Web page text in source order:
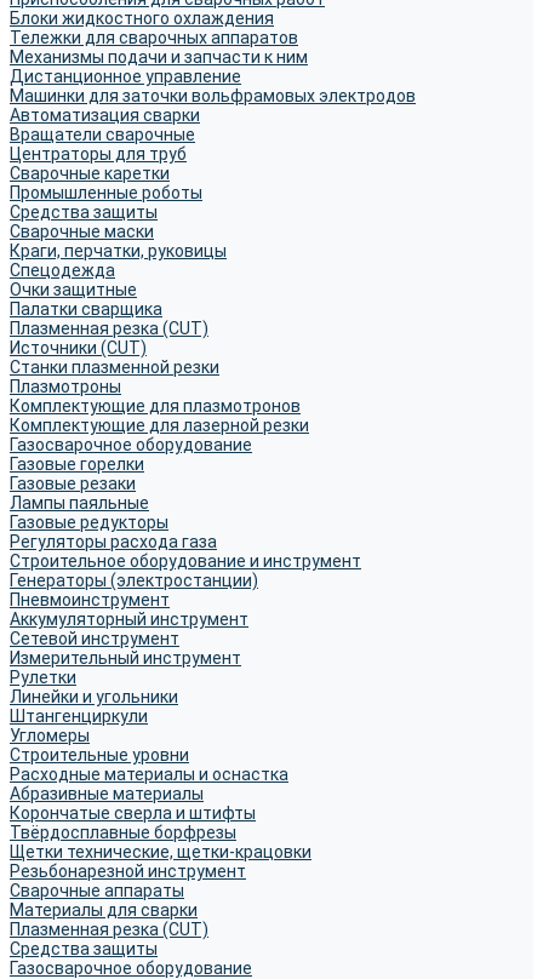
Блоки жидкостного охлаждения
Тележки для сварочных аппаратов
Механизмы подачи и запчасти к ним
Дистанционное управление
Машинки для заточки вольфрамовых электродов
Автоматизация сварки
Вращатели сварочные
Центраторы для труб
Сварочные каретки
Промышленные роботы
Средства защиты
Сварочные маски
Краги, перчатки, руковицы
Спецодежда
Очки защитные
Палатки сварщика
Плазменная резка (CUT)
Источники (CUT)
Станки плазменной резки
Плазмотроны
Комплектующие для плазмотронов
Комплектующие для лазерной резки
Газосварочное оборудование
Газовые горелки
Газовые резаки
Лампы паяльные
Газовые редукторы
Регуляторы расхода газа
Строительное оборудование и инструмент
Генераторы (электростанции)
Пневмоинструмент
Аккумуляторный инструмент
Сетевой инструмент
Измерительный инструмент
Рулетки
Линейки и угольники
Штангенциркули
Угломеры
Строительные уровни
Расходные материалы и оснастка
Абразивные материалы
Корончатые сверла и штифты
Твёрдосплавные борфрезы
Щетки технические, щетки-крацовки
Резьбонарезной инструмент
Сварочные аппараты
Материалы для сварки
Плазменная резка (CUT)
Средства защиты
Газосварочное оборудование